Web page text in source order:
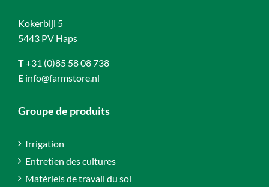
Kokerbijl 5
5443 PV Haps
T+31 (0)85 58 08 738
E info@farmstore.nl
Groupe de produits
Irrigation
Entretien des cultures
Matériels de travail du sol